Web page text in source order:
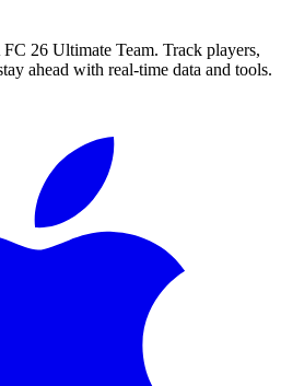
FC 26 Ultimate Team. Track players,
ahead with real-time data and tools.